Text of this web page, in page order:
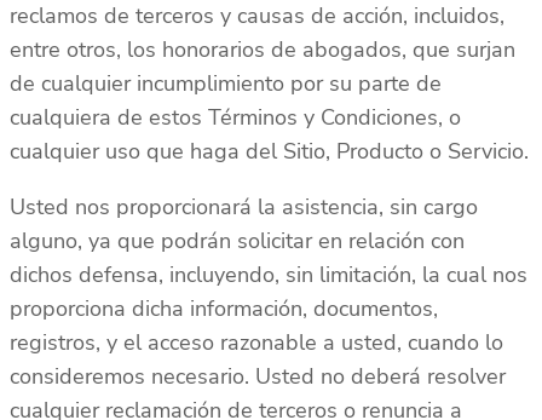
reclamos de terceros y causas de acción, incluidos,
entre otros, los honorarios de abogados, que surjan
de cualquier incumplimiento por su parte de
cualquiera de estos Términos y Condiciones, o
cualquier uso que haga del Sitio, Producto o Servicio.
Usted nos proporcionará la asistencia, sin cargo
alguno, ya que podrán solicitar en relación con
dichos defensa, incluyendo, sin limitación, la cual nos
proporciona dicha información, documentos,
registros, y el acceso razonable a usted, cuando lo
consideremos necesario. Usted no deberá resolver
cualquier reclamación de terceros o renuncia a